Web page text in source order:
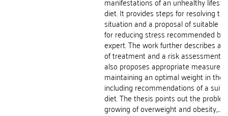
diet. It provides steps for resolving the
situation and a proposal of suitable
for reducing stress recommended by
expert. The work further describes a
of treatment and a risk assessment,
also proposes appropriate measures
maintaining an optimal weight in the
including recommendations of a
diet. The thesis points out the
growing of overweight and obesity,...